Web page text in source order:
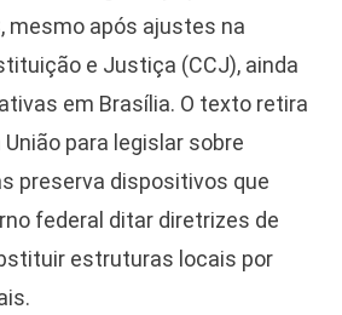
mesmo após ajustes na
e Justiça (CCJ), ainda
em Brasília. O texto retira
para legislar sobre
preserva dispositivos que
federal ditar diretrizes de
estruturas locais por